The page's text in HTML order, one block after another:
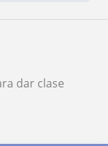
dar clase